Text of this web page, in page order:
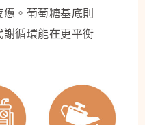
。葡萄糖基底則
循環能在更平衡